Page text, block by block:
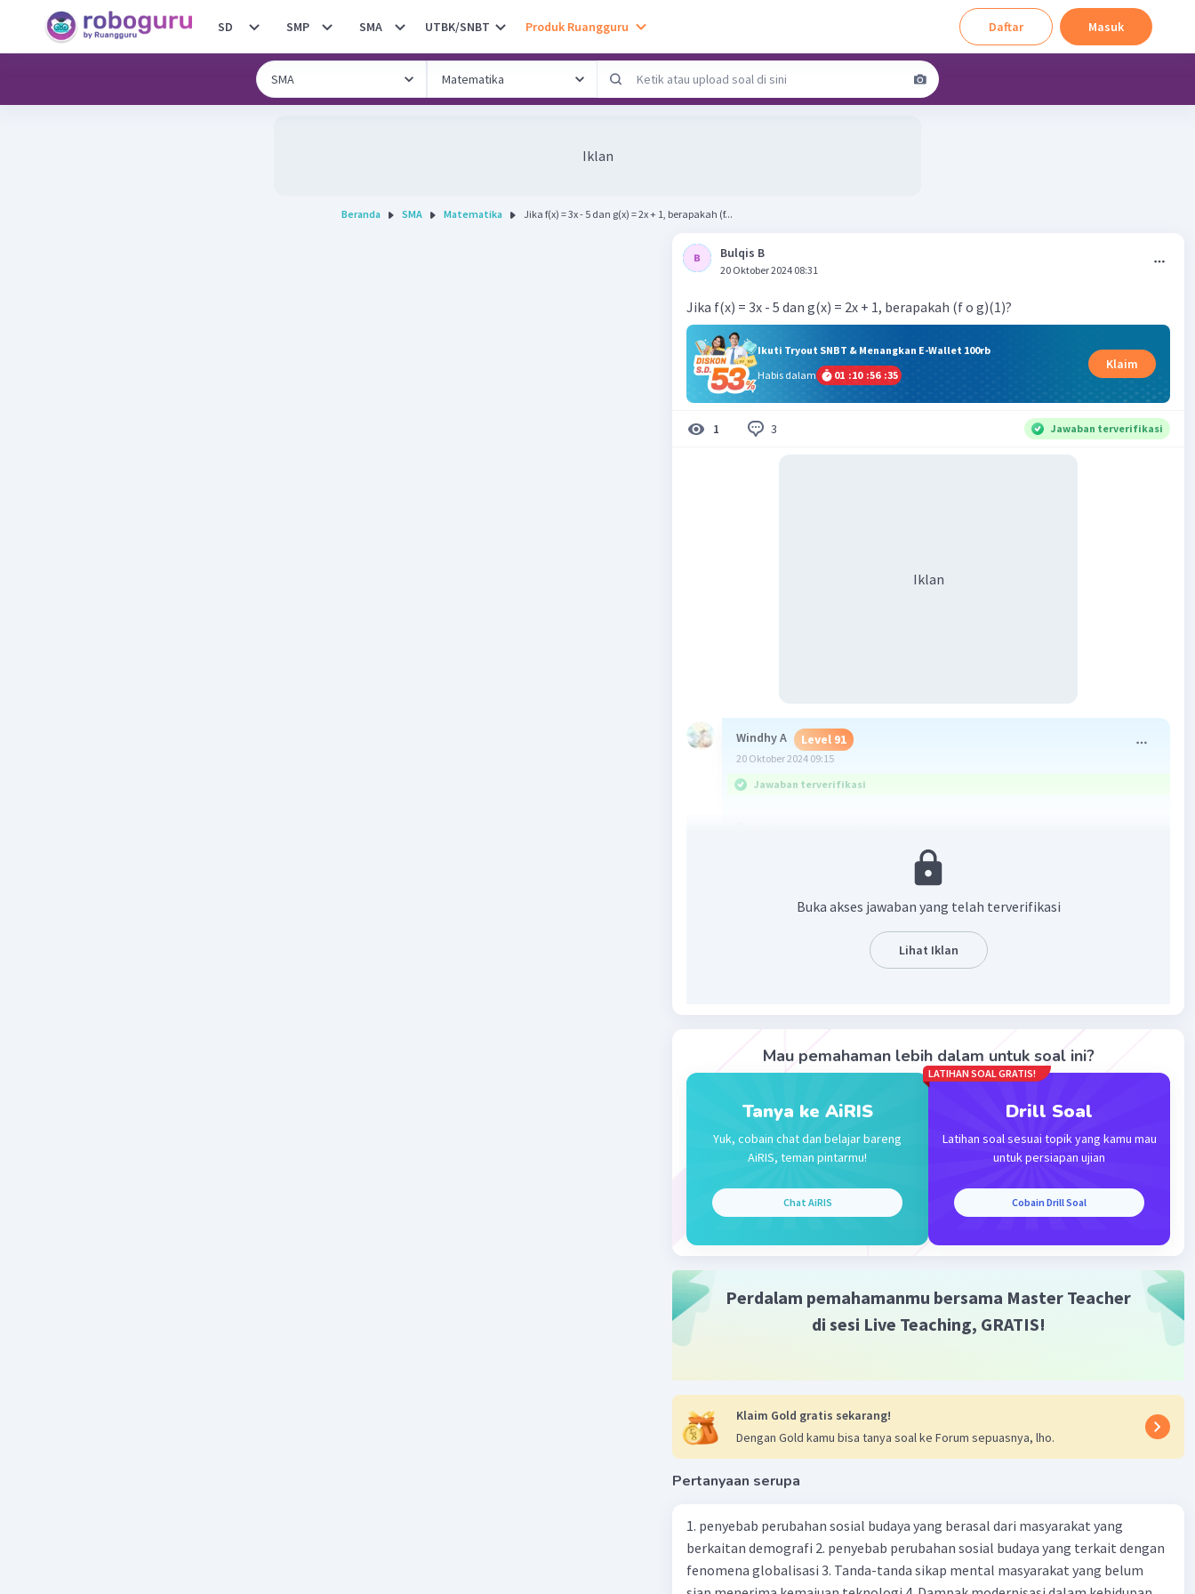
SD SMP SMA UTBK/SNBT Produk Ruangguru Daftar Masuk
Iklan
Beranda SMA Matematika Jika f(x) = 3x - 5 dan g(x) = 2x + 1, berapakah (f...
Bulqis B
20 Oktober 2024 08:31
Jika f(x) = 3x - 5 dan g(x) = 2x + 1, berapakah (f o g)(1)?
Ikuti Tryout SNBT & Menangkan E-Wallet 100rb
Habis dalam
01 :10 :56 :34
Klaim
1 3 Jawaban terverifikasi
Iklan
Windhy A Level 91
20 Oktober 2024 09:15
Jawaban terverifikasi
Jawabannya tertera pada foto dibawah ini ya...
Terimakasih...
Beri Rating·0.0(0)
Master Teacher
Jawaban terverifikasi
Jawaban : 4
Perhatikan pembahasan pada gambar yang dilampirkan ya ^^
Buka akses jawaban yang telah terverifikasi
Lihat Iklan
Mau pemahaman lebih dalam untuk soal ini?
Tanya ke AiRIS
Yuk, cobain chat dan belajar bareng
AiRIS, teman pintarmu!
Chat AiRIS
LATIHAN SOAL GRATIS!
Drill Soal
Latihan soal sesuai topik yang kamu mau
untuk persiapan ujian
Cobain Drill Soal
Perdalam pemahamanmu bersama Master Teacher
di sesi Live Teaching, GRATIS!
Klaim Gold gratis sekarang!
Dengan Gold kamu bisa tanya soal ke Forum sepuasnya, lho.
Pertanyaan serupa
1. penyebab perubahan sosial budaya yang berasal dari masyarakat yang
berkaitan demografi 2. penyebab perubahan sosial budaya yang terkait dengan
fenomena globalisasi 3. Tanda-tanda sikap mental masyarakat yang belum